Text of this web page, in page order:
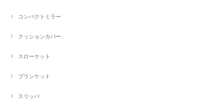
コンパクトミラー
クッションカバー
スローケット
ブランケット
スリッパ